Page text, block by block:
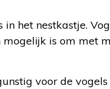
in het nestkastje.
is om met
voor de